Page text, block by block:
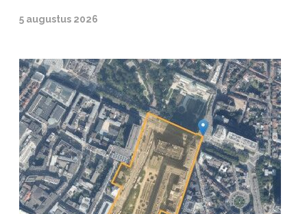
5 augustus 2026